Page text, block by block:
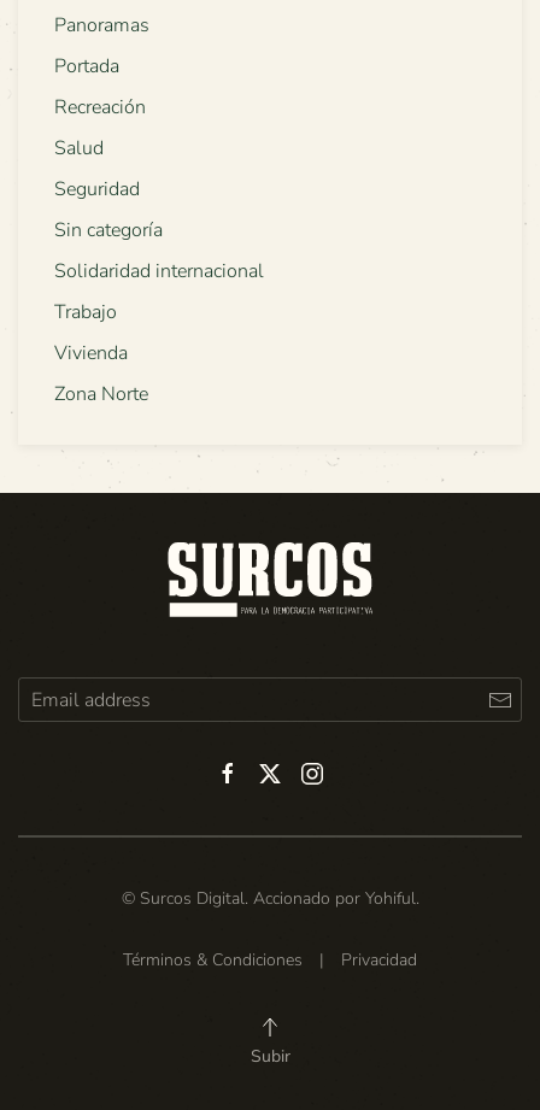
Panoramas
Portada
Recreación
Salud
Seguridad
Sin categoría
Solidaridad internacional
Trabajo
Vivienda
Zona Norte
© Surcos Digital. Accionado por Yohiful.
Términos & Condiciones | Privacidad
Subir